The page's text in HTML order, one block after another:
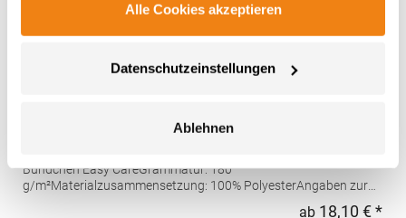
Alle Cookies akzeptieren
Datenschutzeinstellungen
Ablehnen
Bündchen Easy CareGrammatur: 180
g/m²Materialzusammensetzung: 100% PolyesterAngaben zur
ab 18,10 € *